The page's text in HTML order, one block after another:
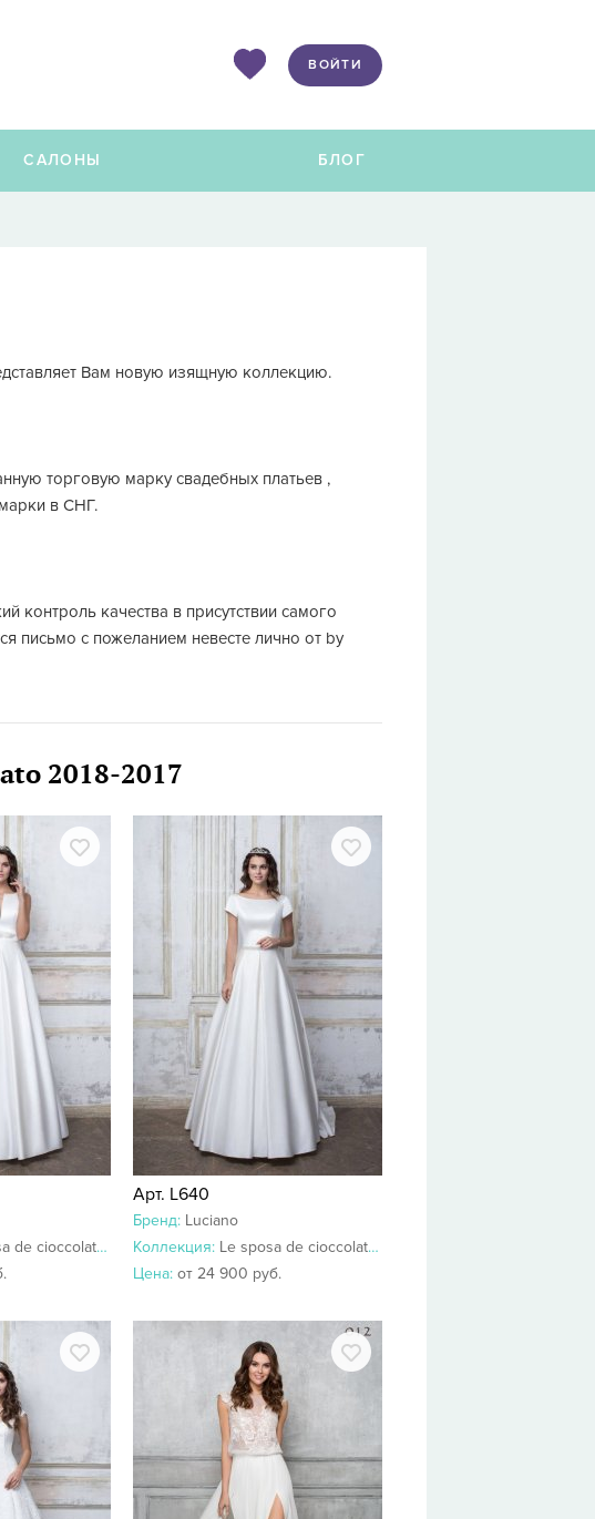
ВОЙТИ
САЛОНЫ БЛОГ
Вам новую изящную коллекцию.
торговую марку свадебных платьев ,
в СНГ.
контроль качества в присутствии самого
письмо с пожеланием невесте лично от by
2018-2017
cioccolato 2018-2017
Арт. L640
Бренд: Luciano
Коллекция: Le sposa de cioccolato 2018-2017
Цена: от 24 900 руб.